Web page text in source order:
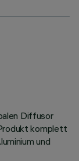
Diffusor
komplett
und